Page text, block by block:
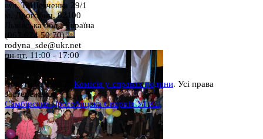
вул. Т. Шевченка 29/1
м. Дрогобич, 82100
Львівська обл., Україна
(067 674 50 70)
rodyna_sde@ukr.net
пн-пт, 11:00 - 17:00
сб, 9:00 - 15:00
Copyright © 2026 Комісія у справах родини. Усі права
застережено.
Самбірсько-Дрогобицька Єпархія УГКЦ